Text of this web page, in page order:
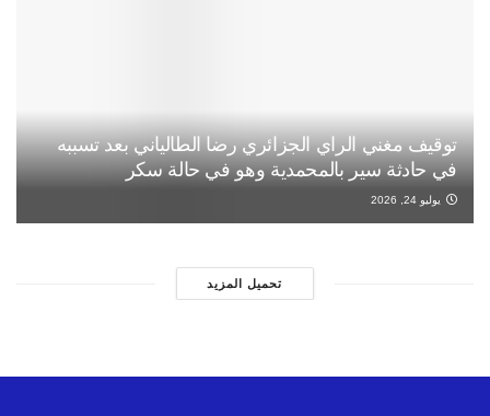
توقيف مغني الراي الجزائري رضا الطالياني بعد تسببه
في حادثة سير بالمحمدية وهو في حالة سكر
يوليو 24, 2026
تحميل المزيد